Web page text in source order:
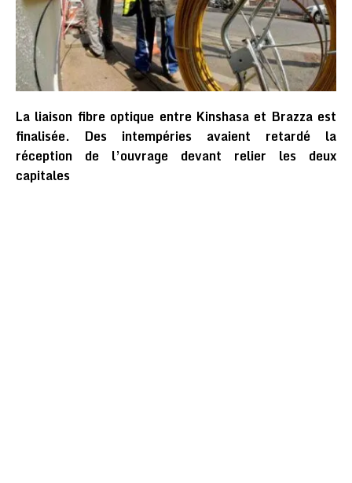
La liaison fibre optique entre Kinshasa et Brazza est
finalisée. Des intempéries avaient retardé la
réception de l’ouvrage devant relier les deux
capitales